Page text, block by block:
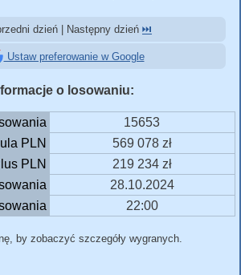
dzień | Następny dzień ⏭️
Ustaw preferowanie w Google
o losowaniu:
15653
PLN
569 078 zł
PLN
219 234 zł
28.10.2024
22:00
by zobaczyć szczegóły wygranych.